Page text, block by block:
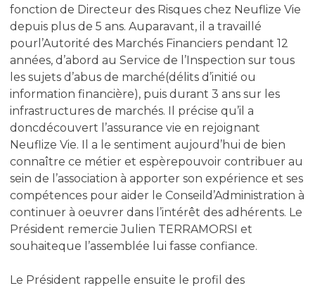
fonction de Directeur des Risques chez Neuflize Vie
depuis plus de 5 ans. Auparavant, il a travaillé
pourl’Autorité des Marchés Financiers pendant 12
années, d’abord au Service de l’Inspection sur tous
les sujets d’abus de marché(délits d’initié ou
information financière), puis durant 3 ans sur les
infrastructures de marchés. Il précise qu’il a
doncdécouvert l’assurance vie en rejoignant
Neuflize Vie. Il a le sentiment aujourd’hui de bien
connaître ce métier et espèrepouvoir contribuer au
sein de l’association à apporter son expérience et ses
compétences pour aider le Conseild’Administration à
continuer à oeuvrer dans l’intérêt des adhérents. Le
Président remercie Julien TERRAMORSI et
souhaiteque l’assemblée lui fasse confiance.
Le Président rappelle ensuite le profil des